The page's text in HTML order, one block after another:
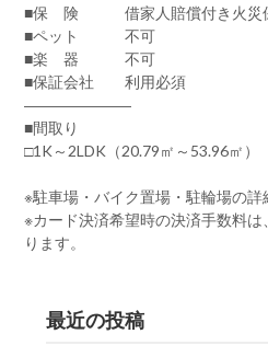
■保 険 借家人賠償付き火災保
■ペット 不可
■楽 器 不可
■保証会社 利用必須
―――――――
■間取り
□1K～2LDK（20.79㎡～53.96㎡）
※駐車場・バイク置場・駐輪場の詳
※カード決済希望時の決済手数料
ります。
最近の投稿